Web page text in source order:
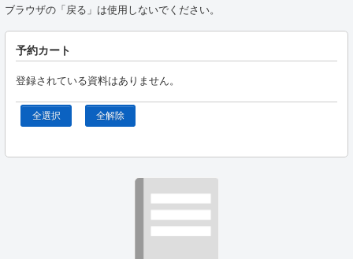
ブラウザの「戻る」は使用しないでください。
予約カート
登録されている資料はありません。
全選択 全解除